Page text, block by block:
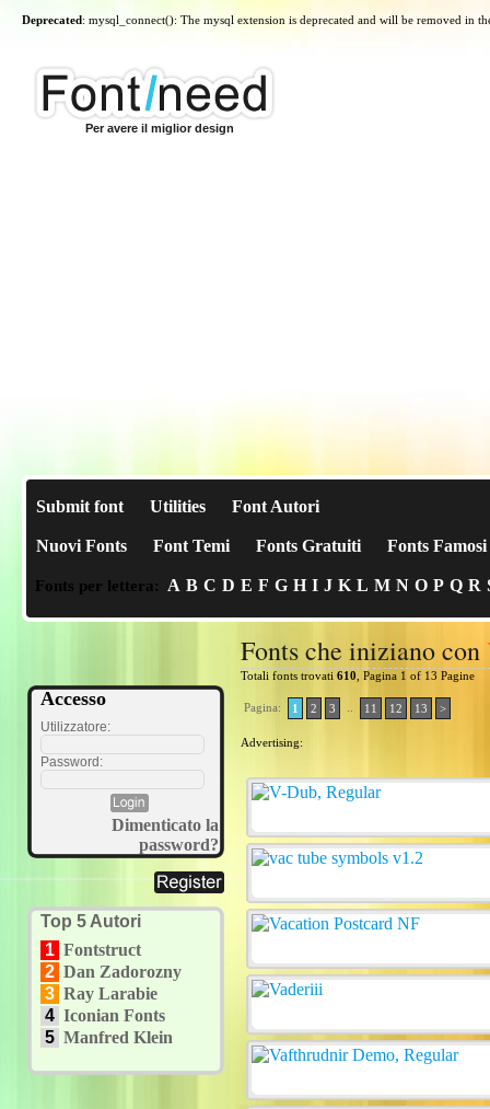
Deprecated: mysql_connect(): The mysql extension is deprecated and will be removed in
Per avere il miglior design
Submit font Utilities Font Autori
Nuovi Fonts Font Temi Fonts Gratuiti Fonts Famosi
Fonts per lettera: A B C D E F G H I J K L M N O P Q R
Accesso
Utilizzatore:
Password:
Dimenticato la
password?
Top 5 Autori
1 Fontstruct
2 Dan Zadorozny
3 Ray Larabie
4 Iconian Fonts
5 Manfred Klein
Fonts che iniziano con
Totali fonts trovati 610 , Pagina 1 of 13 Pagine
Pagina: 1 2 3 11 12 13 >
Advertising: